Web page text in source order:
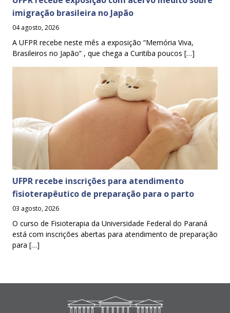
imigração brasileira no Japão
04 agosto, 2026
A UFPR recebe neste mês a exposição “Memória Viva,
Brasileiros no Japão” , que chega a Curitiba poucos […]
UFPR recebe inscrições para atendimento
fisioterapêutico de preparação para o parto
03 agosto, 2026
O curso de Fisioterapia da Universidade Federal do Paraná
está com inscrições abertas para atendimento de preparação
para […]